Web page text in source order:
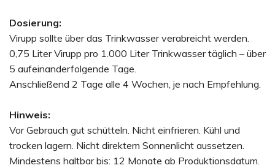
Dosierung:
Virupp sollte über das Trinkwasser verabreicht werden.
0,75 Liter Virupp pro 1.000 Liter Trinkwasser täglich – über
5 aufeinanderfolgende Tage.
Anschließend 2 Tage alle 4 Wochen, je nach Empfehlung.
Hinweis:
Vor Gebrauch gut schütteln. Nicht einfrieren. Kühl und
trocken lagern. Nicht direktem Sonnenlicht aussetzen.
Mindestens haltbar bis: 12 Monate ab Produktionsdatum.